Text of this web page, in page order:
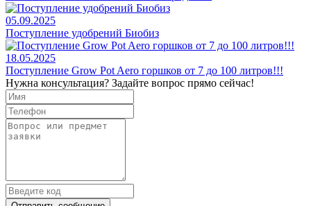
05.09.2025
Поступление удобрений Биобиз
18.05.2025
Поступление Grow Pot Aero горшков от 7 до 100 литров!!!
Нужна консультация? Задайте вопрос прямо сейчас!